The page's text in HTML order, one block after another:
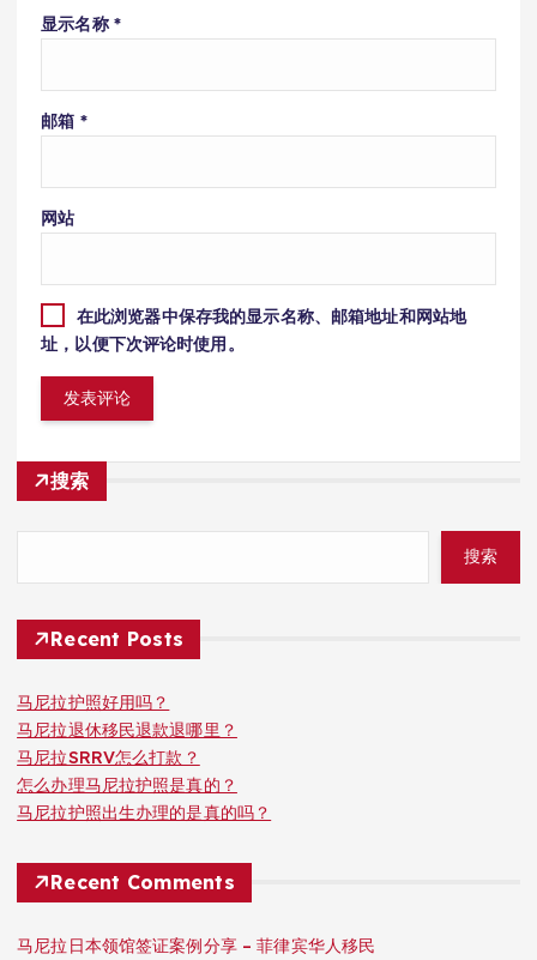
显示名称 *
邮箱 *
网站
在此浏览器中保存我的显示名称、邮箱地址和网站地
址，以便下次评论时使用。
搜索
搜索
Recent Posts
马尼拉护照好用吗？
马尼拉退休移民退款退哪里？
马尼拉SRRV怎么打款？
怎么办理马尼拉护照是真的？
马尼拉护照出生办理的是真的吗？
Recent Comments
马尼拉日本领馆签证案例分享 – 菲律宾华人移民